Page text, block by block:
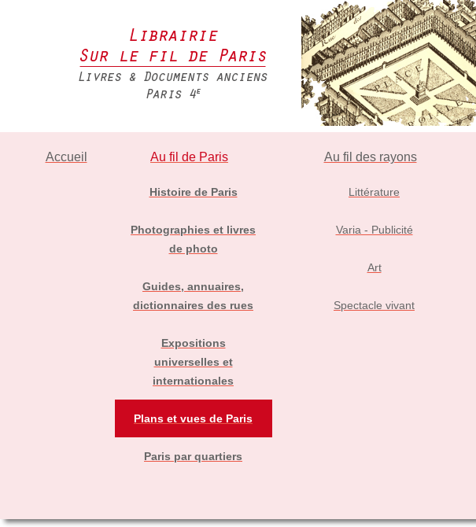
Accueil Au fil de Paris
Histoire de Paris
Photographies et livres
de photo
Guides, annuaires,
dictionnaires des rues
Expositions
universelles et
internationales
Plans et vues de Paris
Paris par quartiers
Au fil des rayons
Littérature
Varia - Publicité
Art
Spectacle vivant